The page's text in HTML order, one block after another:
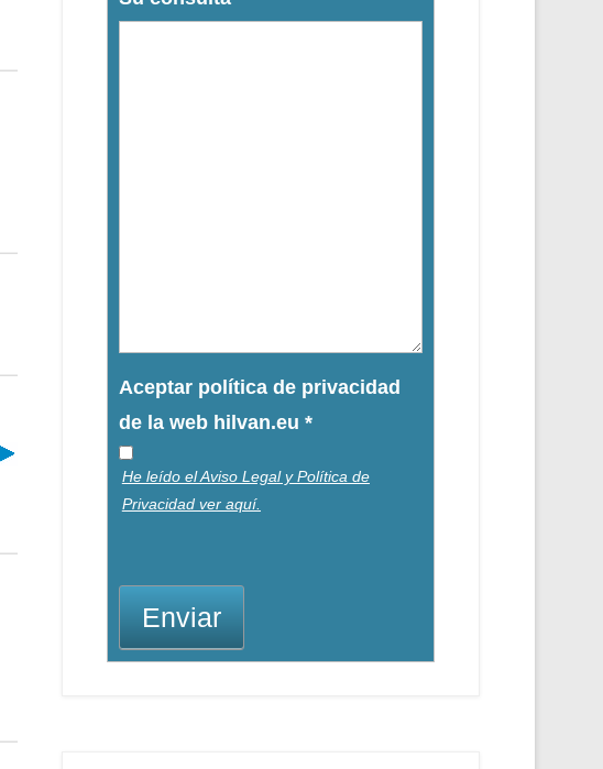
Aceptar política de privacidad
de la web hilvan.eu *
He leído el Aviso Legal y Política de
Privacidad ver aquí.
Enviar